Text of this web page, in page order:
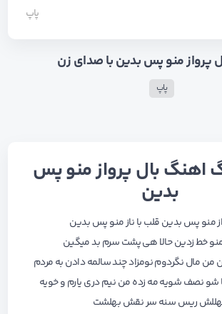
پاپ
پرواز منو پس بدین با صدای زن
پاپ
اهنگ بال پرواز منو پس
بدین
منو پس بدین قلب با ناز منو پس بدین
منو خط زدین حالا هی پشت سرم بد میگین
من مال نگردوم نومزاد چند سالمه دادن به مردم
شو نصف شویه مه زده من نیم دری یارم و خویه
ریس سنه سر نقش بهلشت